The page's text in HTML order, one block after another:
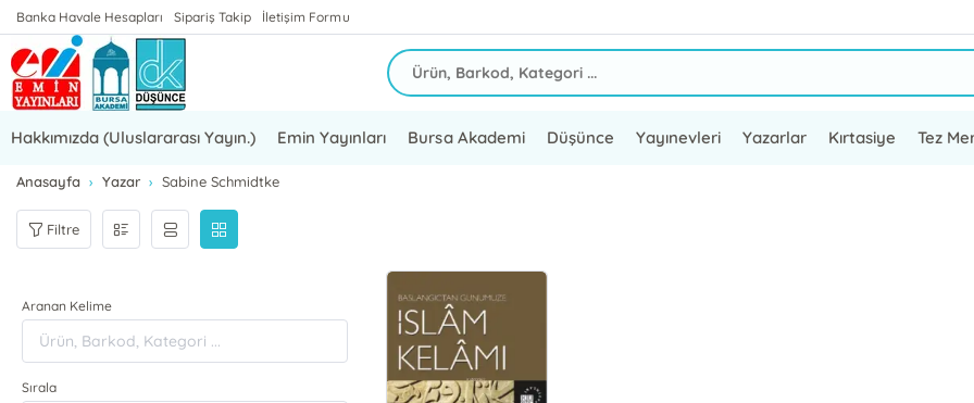
Banka Havale Hesapları Sipariş Takip İletişim Formu
Hakkımızda (Uluslararası Yayın.) Emin Yayınları Bursa Akademi Düşünce Yayınevleri Yazarlar Kırtasiye Tez
Anasayfa Yazar Sabine Schmidtke
Filtre
Aranan Kelime
Sırala